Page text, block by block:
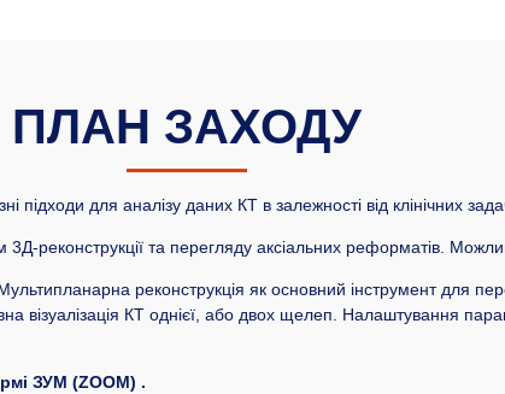
ПЛАН ЗАХОДУ
підходи для аналізу даних КТ в залежності від клінічних
реконструкції та перегляду аксіальних реформатів.
реконструкція як основний інструмент для
візуалізація КТ однієї, або двох щелеп. Налаштування
ЗУМ (ZOOM) .